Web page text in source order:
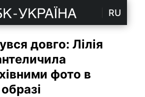
RU
довго: Лілія
фото в